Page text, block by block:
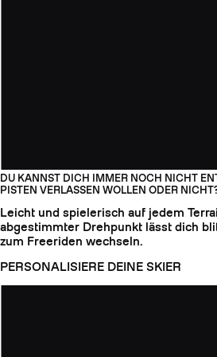
DU KANNST DICH IMMER NOCH NICHT
PISTEN VERLASSEN WOLLEN ODER
Leicht und spielerisch auf jedem
abgestimmter Drehpunkt lässt dich
zum Freeriden wechseln.
PERSONALISIERE DEINE SKIER